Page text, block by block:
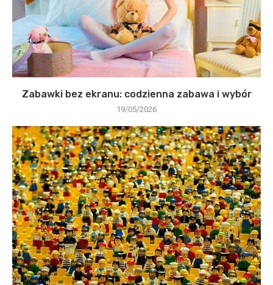
Zabawki bez ekranu: codzienna zabawa i wybór
19/05/2026